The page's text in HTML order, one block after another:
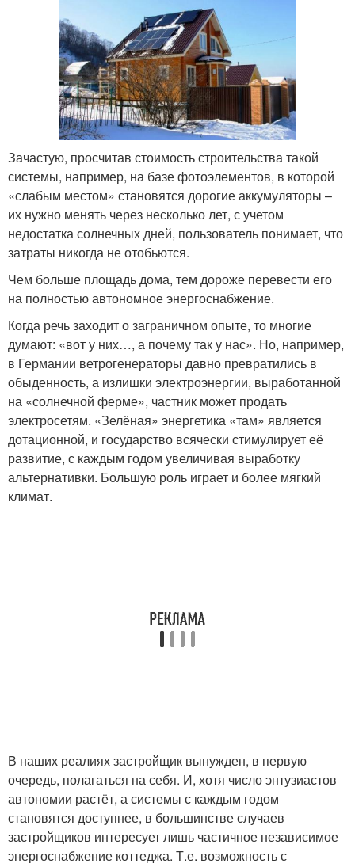
Зачастую, просчитав стоимость строительства такой
системы, например, на базе фотоэлементов, в которой
«слабым местом» становятся дорогие аккумуляторы –
их нужно менять через несколько лет, с учетом
недостатка солнечных дней, пользователь понимает, что
затраты никогда не отобьются.
Чем больше площадь дома, тем дороже перевести его
на полностью автономное энергоснабжение.
Когда речь заходит о заграничном опыте, то многие
думают: «вот у них…, а почему так у нас». Но, например,
в Германии ветрогенераторы давно превратились в
обыденность, а излишки электроэнергии, выработанной
на «солнечной ферме», частник может продать
электросетям. «Зелёная» энергетика «там» является
дотационной, и государство всячески стимулирует её
развитие, с каждым годом увеличивая выработку
альтернативки. Большую роль играет и более мягкий
климат.
В наших реалиях застройщик вынужден, в первую
очередь, полагаться на себя. И, хотя число энтузиастов
автономии растёт, а системы с каждым годом
становятся доступнее, в большинстве случаев
застройщиков интересует лишь частичное независимое
энергоснабжение коттеджа. Т.е. возможность с